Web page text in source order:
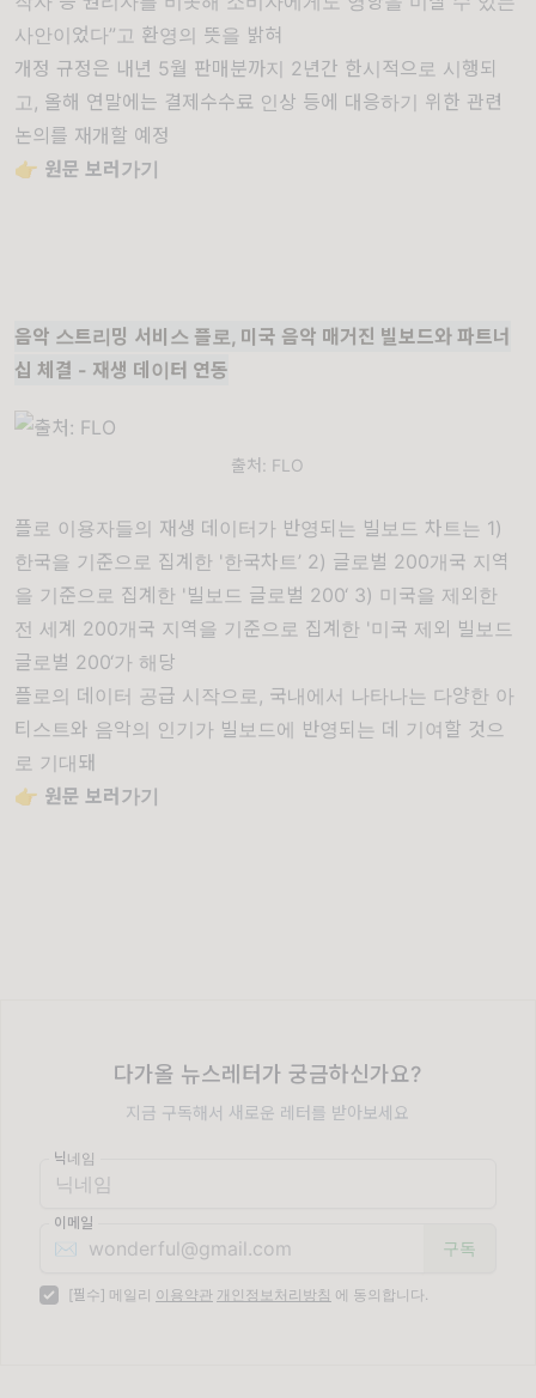
사안이었다”고 환영의 뜻을 밝혀
개정 규정은 내년 5월 판매분까지 2년간 한시적으로 시행되
고, 올해 연말에는 결제수수료 인상 등에 대응하기 위한 관련
논의를 재개할 예정
👉 원문 보러가기
음악 스트리밍 서비스 플로, 미국 음악 매거진 빌보드와 파트너
십 체결 - 재생 데이터 연동
출처: FLO
플로 이용자들의 재생 데이터가 반영되는 빌보드 차트는 1)
한국을 기준으로 집계한 '한국차트’ 2) 글로벌 200개국 지역
을 기준으로 집계한 '빌보드 글로벌 200‘ 3) 미국을 제외한
전 세계 200개국 지역을 기준으로 집계한 '미국 제외 빌보드
글로벌 200‘가 해당
플로의 데이터 공급 시작으로, 국내에서 나타나는 다양한 아
티스트와 음악의 인기가 빌보드에 반영되는 데 기여할 것으
로 기대돼
👉 원문 보러가기
다가올 뉴스레터가 궁금하신가요?
지금 구독해서 새로운 레터를 받아보세요
닉네임
이메일
✉️
[필수] 메일리 이용약관 개인정보처리방침 에 동의합니다.